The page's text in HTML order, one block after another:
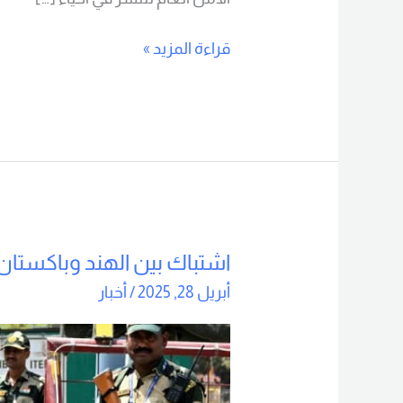
قراءة المزيد »
اشتباك بين الهند
أبريل 28, 2025 / أخبار
اشتباك
بين
وباكستان
في
كشمير